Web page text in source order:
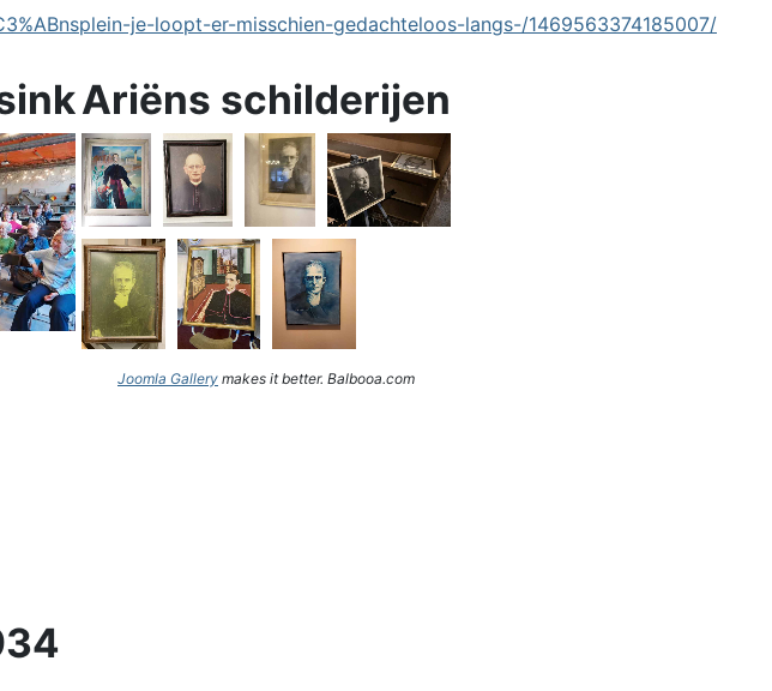
je-loopt-er-misschien-gedachteloos-langs-/1469563374185007/
Ariëns schilderijen
Joomla Gallery makes it better. Balbooa.com